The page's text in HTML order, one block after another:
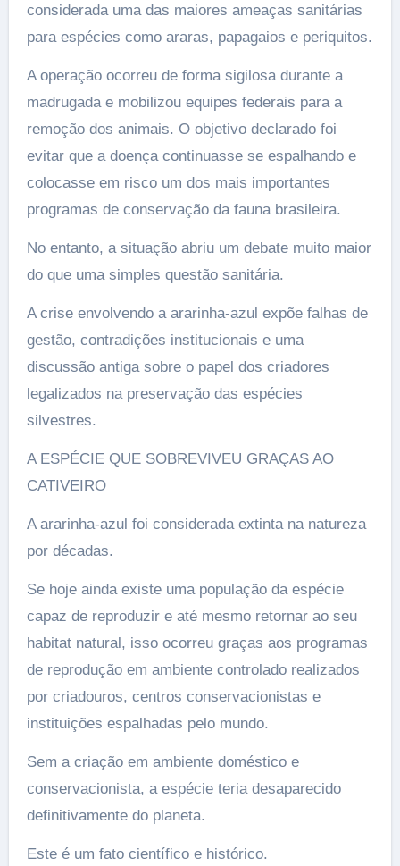
considerada uma das maiores ameaças sanitárias
para espécies como araras, papagaios e periquitos.
A operação ocorreu de forma sigilosa durante a
madrugada e mobilizou equipes federais para a
remoção dos animais. O objetivo declarado foi
evitar que a doença continuasse se espalhando e
colocasse em risco um dos mais importantes
programas de conservação da fauna brasileira.
No entanto, a situação abriu um debate muito maior
do que uma simples questão sanitária.
A crise envolvendo a ararinha-azul expõe falhas de
gestão, contradições institucionais e uma
discussão antiga sobre o papel dos criadores
legalizados na preservação das espécies
silvestres.
A ESPÉCIE QUE SOBREVIVEU GRAÇAS AO
CATIVEIRO
A ararinha-azul foi considerada extinta na natureza
por décadas.
Se hoje ainda existe uma população da espécie
capaz de reproduzir e até mesmo retornar ao seu
habitat natural, isso ocorreu graças aos programas
de reprodução em ambiente controlado realizados
por criadouros, centros conservacionistas e
instituições espalhadas pelo mundo.
Sem a criação em ambiente doméstico e
conservacionista, a espécie teria desaparecido
definitivamente do planeta.
Este é um fato científico e histórico.